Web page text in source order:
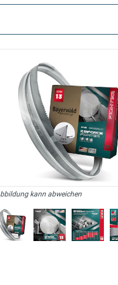
kann abweichen